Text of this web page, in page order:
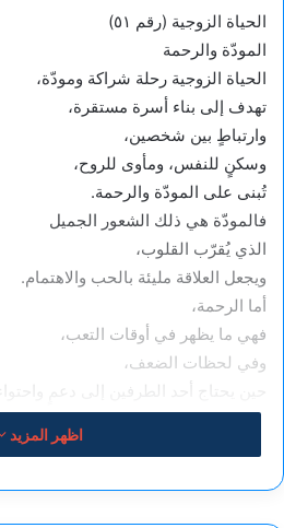
الحياة الزوجية (رقم ٥١)
المودّة والرحمة
الحياة الزوجية رحلة شراكة ومودّة،
تهدف إلى بناء أسرة مستقرة،
وارتباطٍ بين شخصين،
وسكنٍ للنفس، ومأوى للروح،
تُبنى على المودّة والرحمة.
فالمودّة هي ذلك الشعور الجميل
الذي يُقرّب القلوب،
ويجعل العلاقة مليئة بالحب والاهتمام.
أما الرحمة،
فهي ما يظهر في أوقات التعب،
وفي لحظات الضعف،
فالعلاقة الناجحة ليست خالية من الخلاف،
لكنها قائمة على التفاهم، والتجاوز،
اظهر المزيد